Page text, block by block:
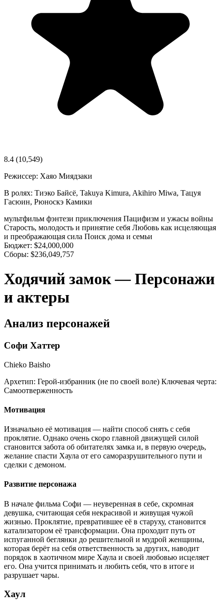
8.4 (10,549)
Режиссер: Хаяо Миядзаки
В ролях: Тиэко Байсё, Takuya Kimura, Akihiro Miwa, Тацуя
Гасюин, Рюноскэ Камики
мультфильм фэнтези приключения Пацифизм и ужасы войны
Старость, молодость и принятие себя Любовь как исцеляющая
и преображающая сила Поиск дома и семьи
Бюджет: $24,000,000
Сборы: $236,049,757
Ходячий замок — Персонажи
и актеры
Анализ персонажей
Софи Хаттер
Chieko Baisho
Архетип: Герой-избранник (не по своей воле) Ключевая черта:
Самоотверженность
Мотивация
Изначально её мотивация — найти способ снять с себя
проклятие. Однако очень скоро главной движущей силой
становится забота об обитателях замка и, в первую очередь,
желание спасти Хаула от его саморазрушительного пути и
сделки с демоном.
Развитие персонажа
В начале фильма Софи — неуверенная в себе, скромная
девушка, считающая себя некрасивой и живущая чужой
жизнью. Проклятие, превратившее её в старуху, становится
катализатором её трансформации. Она проходит путь от
испуганной беглянки до решительной и мудрой женщины,
которая берёт на себя ответственность за других, наводит
порядок в хаотичном мире Хаула и своей любовью исцеляет
его. Она учится принимать и любить себя, что в итоге и
разрушает чары.
Хаул